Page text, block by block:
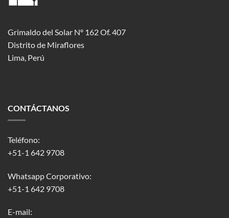
Grimaldo del Solar Nº 162 Of. 407
Distrito de Miraflores
Lima, Perú
CONTÁCTANOS
Teléfono:
+51-1 642 9708
Whatsapp Corporativo:
+51-1 642 9708
E-mail: